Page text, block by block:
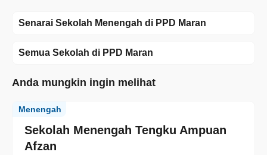
Senarai Sekolah Menengah di PPD Maran
Semua Sekolah di PPD Maran
Anda mungkin ingin melihat
Sekolah Menengah Tengku Ampuan
Afzan
Menengah